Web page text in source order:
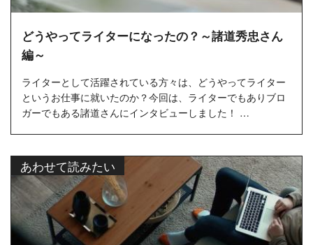
どうやってライターになったの？～諸道秀忠さん
編～
ライターとして活躍されている方々は、どうやってライター
というお仕事に就いたのか？今回は、ライターでもありブロ
ガーでもある諸道さんにインタビューしました！ …
あわせて読みたい